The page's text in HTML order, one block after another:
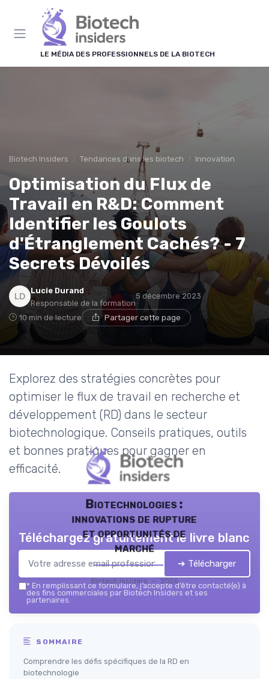
LE MÉDIA DES PROFESSIONNELS DE LA BIOTECH
Biotech Insiders Tendances dans les biotech Innovation
Optimisation du Flux de
Travail en R&D: Comment
Identifier les Goulots
d'Étranglement Cachés? - 7
Secrets Dévoilés
Lucie Durand
Responsable de la formation
5 décembre 2023
10 min de lecture Partager cette page
Explorez des stratégies concrètes pour
optimiser le flux de travail en recherche et
développement (RD) dans le secteur
biotechnologique. Conseils pratiques, outils
et bonnes pratiques pour gagner en
efficacité.
Biotechnologies :
innovations de rupture
et opportunités de
marché
Biotech Insiders — 2026
Téléchargez gratuitement le livre blanc
➔ Télécharger
* En remplissant ce formulaire, j’accepte d’être contacté(e) à
des fins commerciales par Biotech Insiders et ses
partenaires.
SOMMAIRE
Comprendre les défis spécifiques de la RD en
biotechnologie
Panneau de gestion des cookies